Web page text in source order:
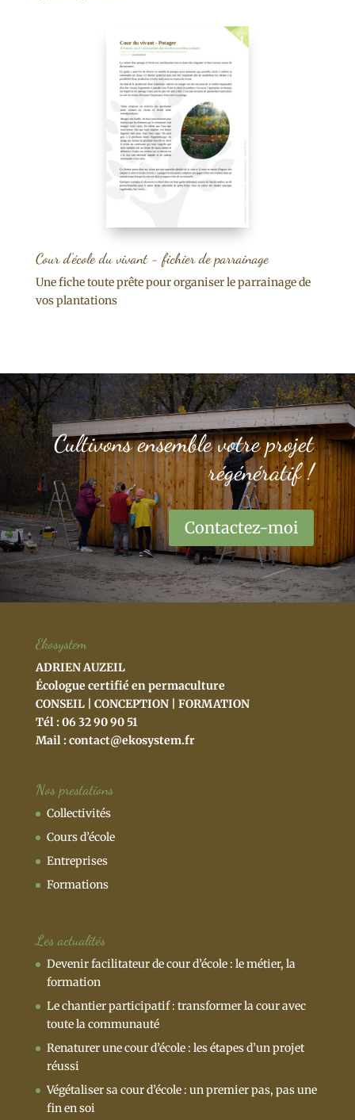
Cour d'école du vivant - fichier de parrainage
Une fiche toute prête pour organiser le parrainage de
vos plantations
Cultivons ensemble votre projet
régénératif !
Contactez-moi
Ekosystem
ADRIEN AUZEIL
Écologue certifié en permaculture
CONSEIL | CONCEPTION | FORMATION
Tél : 06 32 90 90 51
Mail :contact@ekosystem.fr
Nos prestations
Collectivités
Cours d’école
Entreprises
Formations
Les actualités
Devenir facilitateur de cour d’école : le métier, la
formation
Le chantier participatif : transformer la cour avec
toute la communauté
Renaturer une cour d’école : les étapes d’un projet
réussi
Végétaliser sa cour d’école : un premier pas, pas une
fin en soi